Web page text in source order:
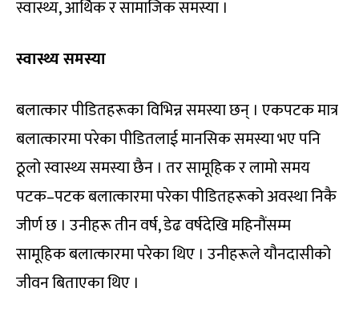
स्वास्थ्य, आर्थिक र सामाजिक समस्या ।
स्वास्थ्य समस्या
बलात्कार पीडितहरूका विभिन्न समस्या छन् । एकपटक मात्र
बलात्कारमा परेका पीडितलाई मानसिक समस्या भए पनि
ठूलो स्वास्थ्य समस्या छैन । तर सामूहिक र लामो समय
पटक–पटक बलात्कारमा परेका पीडितहरूको अवस्था निकै
जीर्ण छ । उनीहरू तीन वर्ष, डेढ वर्षदेखि महिनौंसम्म
सामूहिक बलात्कारमा परेका थिए । उनीहरूले यौनदासीको
जीवन बिताएका थिए ।